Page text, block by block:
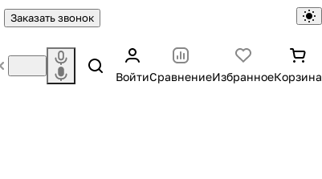
Заказать звонок
ВойтиСравнениеИзбранноеКорзина